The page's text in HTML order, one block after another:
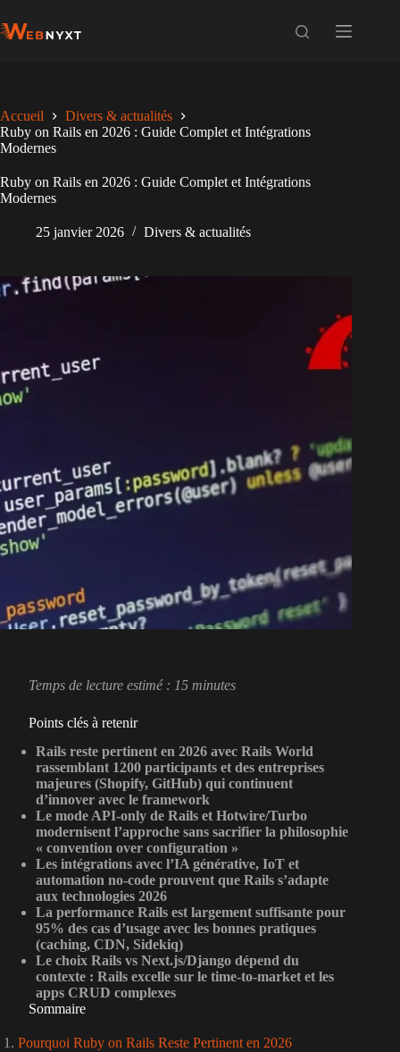
au
contenu
Accueil
Divers & actualités
Ruby on Rails en 2026 : Guide Complet et Intégrations
Modernes
Ruby on Rails en 2026 : Guide Complet et Intégrations
Modernes
25 janvier 2026 Divers & actualités
Temps de lecture estimé : 15 minutes
Points clés à retenir
Rails reste pertinent en 2026 avec Rails World
rassemblant 1200 participants et des entreprises
majeures (Shopify, GitHub) qui continuent
d’innover avec le framework
Le mode API-only de Rails et Hotwire/Turbo
modernisent l’approche sans sacrifier la philosophie
« convention over configuration »
Les intégrations avec l’IA générative, IoT et
automation no-code prouvent que Rails s’adapte
aux technologies 2026
La performance Rails est largement suffisante pour
95% des cas d’usage avec les bonnes pratiques
(caching, CDN, Sidekiq)
Le choix Rails vs Next.js/Django dépend du
contexte : Rails excelle sur le time-to-market et les
apps CRUD complexes
Sommaire
Pourquoi Ruby on Rails Reste Pertinent en 2026